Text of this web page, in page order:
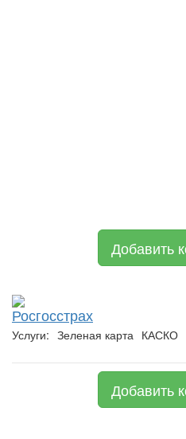
Добавить
Росгосстрах
Услуги: Зеленая карта КАСКО
Добавить